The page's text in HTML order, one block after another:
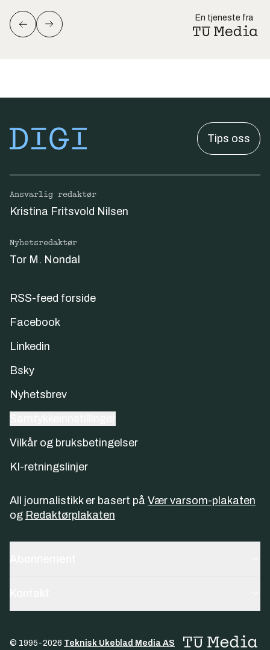
En tjeneste fra
Tips oss
Ansvarlig redaktør
Kristina Fritsvold Nilsen
Nyhetsredaktør
Tor M. Nondal
RSS-feed forside
Facebook
Linkedin
Bsky
Nyhetsbrev
Vilkår og bruksbetingelser
KI-retningslinjer
All journalistikk er basert på Vær varsom-plakaten
og Redaktørplakaten
© 1995-2026 Teknisk Ukeblad Media AS